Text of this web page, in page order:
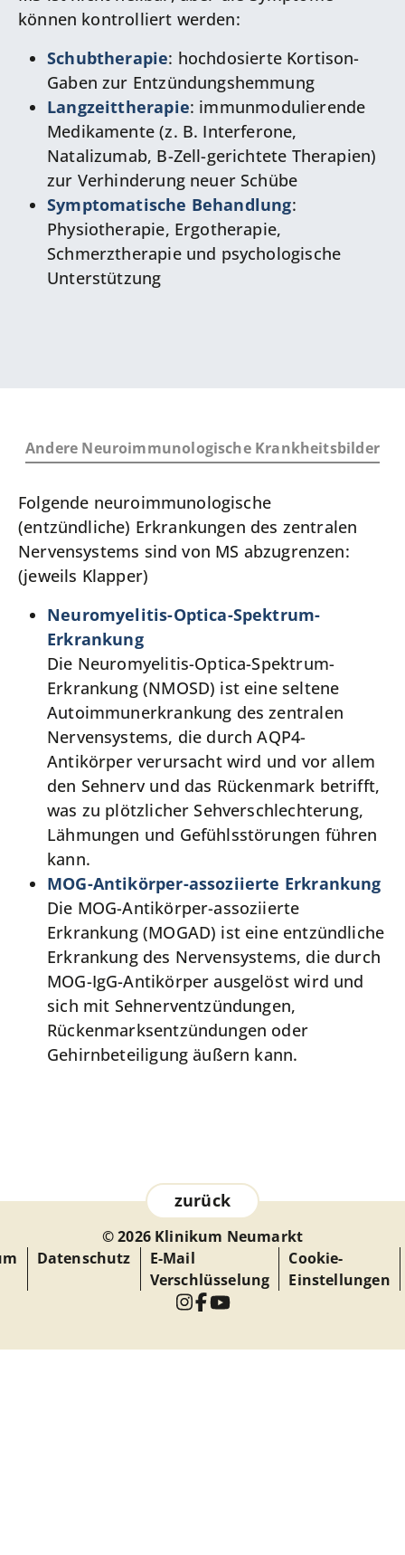
können kontrolliert werden:
Schubtherapie: hochdosierte Kortison-
Gaben zur Entzündungshemmung
Langzeittherapie: immunmodulierende
Medikamente (z. B. Interferone,
Natalizumab, B-Zell-gerichtete Therapien)
zur Verhinderung neuer Schübe
Symptomatische Behandlung:
Physiotherapie, Ergotherapie,
Schmerztherapie und psychologische
Unterstützung
Andere Neuroimmunologische Krankheitsbilder
Folgende neuroimmunologische
(entzündliche) Erkrankungen des zentralen
Nervensystems sind von MS abzugrenzen:
(jeweils Klapper)
Neuromyelitis-Optica-Spektrum-
Erkrankung
Die Neuromyelitis-Optica-Spektrum-
Erkrankung (NMOSD) ist eine seltene
Autoimmunerkrankung des zentralen
Nervensystems, die durch AQP4-
Antikörper verursacht wird und vor allem
den Sehnerv und das Rückenmark betrifft,
was zu plötzlicher Sehverschlechterung,
Lähmungen und Gefühlsstörungen führen
kann.
MOG-Antikörper-assoziierte Erkrankung
Die MOG-Antikörper-assoziierte
Erkrankung (MOGAD) ist eine entzündliche
Erkrankung des Nervensystems, die durch
MOG-IgG-Antikörper ausgelöst wird und
sich mit Sehnerventzündungen,
Rückenmarksentzündungen oder
Gehirnbeteiligung äußern kann.
zurück
© 2026 Klinikum Neumarkt
Datenschutz
E-Mail
Verschlüsselung
Cookie-
Einstellungen